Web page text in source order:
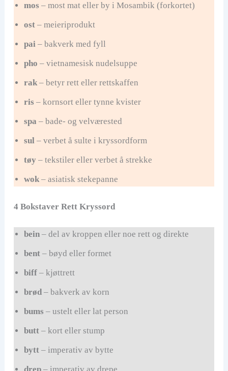
mos – most mat eller by i Mosambik (forkortet)
ost– meieriprodukt
pai– bakverk med fyll
pho – vietnamesisk nudelsuppe
rak– betyr rett eller rettskaffen
ris – kornsort eller tynne kvister
spa – bade- og velværested
sul– verbet å sulte i kryssordform
tøy– tekstiler eller verbet å strekke
wok– asiatisk stekepanne
4 Bokstaver Rett Kryssord
bein– del av kroppen eller noe rett og direkte
bent– bøyd eller formet
biff– kjøttrett
brød– bakverk av korn
bums – ustelt eller lat person
butt– kort eller stump
bytt– imperativ av bytte